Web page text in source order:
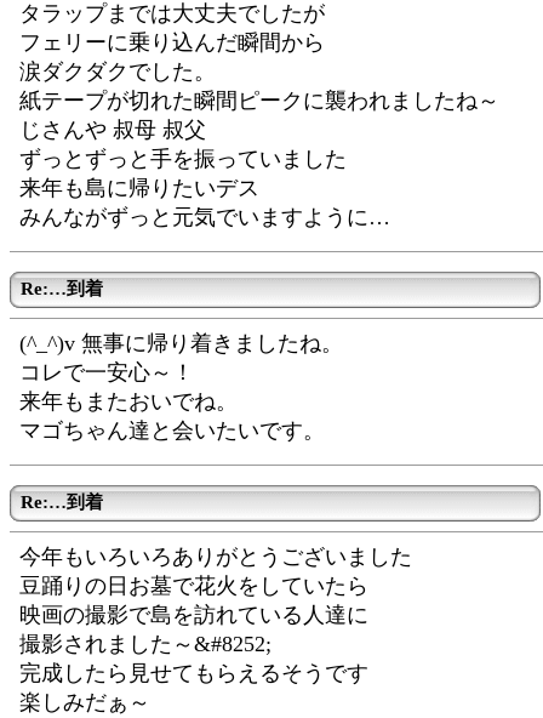
タラップまでは大丈夫でしたが
フェリーに乗り込んだ瞬間から
涙ダクダクでした。
紙テープが切れた瞬間ピークに襲われましたね～
じさんや 叔母 叔父
ずっとずっと手を振っていました
来年も島に帰りたいデス
みんながずっと元気でいますように…
Re:…到着
(^_^)v 無事に帰り着きましたね。
コレで一安心～！
来年もまたおいでね。
マゴちゃん達と会いたいです。
Re:…到着
今年もいろいろありがとうございました
豆踊りの日お墓で花火をしていたら
映画の撮影で島を訪れている人達に
撮影されました～&#8252;
完成したら見せてもらえるそうです
楽しみだぁ～